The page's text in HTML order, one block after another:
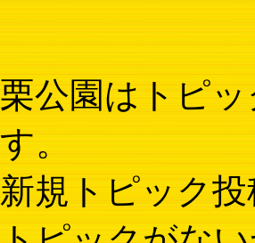
栗公園はトピ
す。
新規トピック